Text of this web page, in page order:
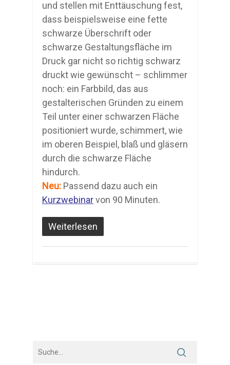
und stellen mit Enttäuschung fest,
dass beispielsweise eine fette
schwarze Überschrift oder
schwarze Gestaltungsfläche im
Druck gar nicht so richtig schwarz
druckt wie gewünscht – schlimmer
noch: ein Farbbild, das aus
gestalterischen Gründen zu einem
Teil unter einer schwarzen Fläche
positioniert wurde, schimmert, wie
im oberen Beispiel, blaß und gläsern
durch die schwarze Fläche
hindurch.
Neu: Passend dazu auch ein
Kurzwebinarvon 90 Minuten.
Weiterlesen